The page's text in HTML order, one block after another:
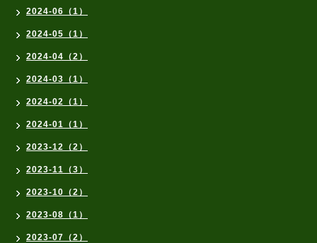
2024-06（1）
2024-05（1）
2024-04（2）
2024-03（1）
2024-02（1）
2024-01（1）
2023-12（2）
2023-11（3）
2023-10（2）
2023-08（1）
2023-07（2）